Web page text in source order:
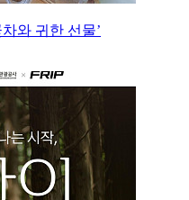
와 귀한 선물’